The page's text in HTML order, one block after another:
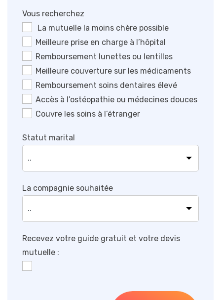
Vous recherchez
La mutuelle la moins chère possible
Meilleure prise en charge à l’hôpital
Remboursement lunettes ou lentilles
Meilleure couverture sur les médicaments
Remboursement soins dentaires élevé
Accès à l’ostéopathie ou médecines douces
Couvre les soins à l’étranger
Statut marital
La compagnie souhaitée
Recevez votre guide gratuit et votre devis
mutuelle :